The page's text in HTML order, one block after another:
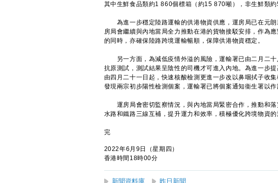
其中生鮮食品類約1 860個標箱（約15 870噸），非生鮮類
為進一步穩定陸路運輸的供港物資供應，運房局已在元朗
房局會繼續與內地當局全力推動在港的貨物接駁安排，作為
的同時，亦確保陸路跨境運輸暢順，保障供港物資穩定。
另一方面，為減低疫情外溢的風險，運輸署已由二月二十
抗原測試，測試結果呈陰性的司機才可進入內地。為進一步
由四月二十一日起，快速核酸檢測更進一步改以鼻咽拭子收
發現兩宗初步陽性檢測個案，運輸署已將個案通知衞生署以作
運房局會密切監察情況，與內地當局緊密合作，推動和落
水路和鐵路三線互補，提升運力和效率，積極優化跨境物資的
完
2022年6月9日（星期四）
香港時間18時00分
新聞資料庫 昨日新聞